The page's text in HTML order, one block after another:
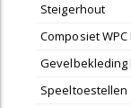
Steigerhout
Composiet WPC
Gevelbekleding
Speeltoestellen